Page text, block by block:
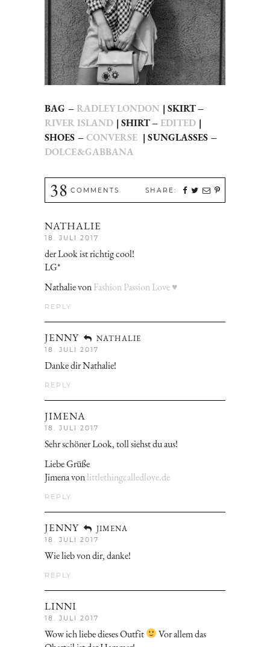
BAG –RADLEY LONDON | SKIRT –
RIVER ISLAND | SHIRT – EDITED |
SHOES –CONVERSE | SUNGLASSES –
DOLCE&GABBANA
38 COMMENTS SHARE:
NATHALIE
18. JULI 2017
der Look ist richtig cool!
LG*
Nathalie vonFashion Passion Love ♥
REPLY
JENNY NATHALIE
18. JULI 2017
Danke dir Nathalie!
REPLY
JIMENA
18. JULI 2017
Sehr schöner Look, toll siehst du aus!
Liebe Grüße
Jimena vonlittlethingcalledlove.de
REPLY
JENNY JIMENA
18. JULI 2017
Wie lieb von dir, danke!
REPLY
LINNI
18. JULI 2017
Wow ich liebe dieses Outfit
Vor allem das